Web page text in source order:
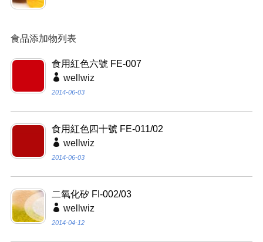
食品添加物列表
食用紅色六號 FE-007
wellwiz
2014-06-03
食用紅色四十號 FE-011/02
wellwiz
2014-06-03
二氧化矽 FI-002/03
wellwiz
2014-04-12